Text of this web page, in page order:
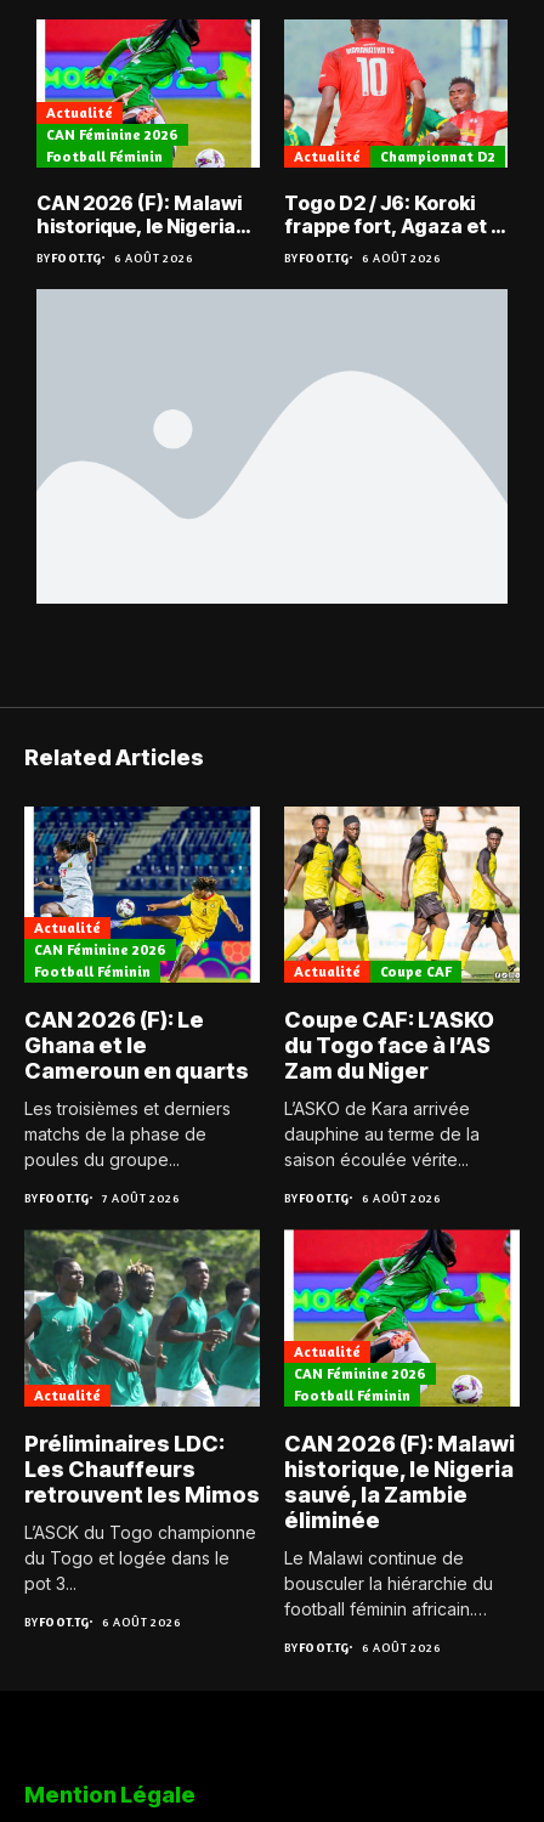
Actualité
CAN Féminine 2026
Football Féminin
CAN 2026 (F): Malawi
historique, le Nigeria
sauvé, la Zambie
éliminée
BYFOOT.TG 6 AOÛT 2026
Actualité Championnat D2
Togo D2 / J6: Koroki
frappe fort, Agaza et la
JCA assurent,
suspense avant Sara
FC – Doumbé FC
BYFOOT.TG 6 AOÛT 2026
Related Articles
Actualité
CAN Féminine 2026
Football Féminin
CAN 2026 (F): Le
Ghana et le
Cameroun en quarts
Les troisièmes et derniers
matchs de la phase de
poules du groupe...
BYFOOT.TG 7 AOÛT 2026
Actualité Coupe CAF
Coupe CAF: L’ASKO
du Togo face à l’AS
Zam du Niger
L’ASKO de Kara arrivée
dauphine au terme de la
saison écoulée vérite...
BYFOOT.TG 6 AOÛT 2026
Actualité
Préliminaires LDC:
Les Chauffeurs
retrouvent les Mimos
L’ASCK du Togo championne
du Togo et logée dans le
pot 3...
BYFOOT.TG 6 AOÛT 2026
Actualité
CAN Féminine 2026
Football Féminin
CAN 2026 (F): Malawi
historique, le Nigeria
sauvé, la Zambie
éliminée
Le Malawi continue de
bousculer la hiérarchie du
football féminin africain.
BYFOOT.TG 6 AOÛT 2026
Mention Légale